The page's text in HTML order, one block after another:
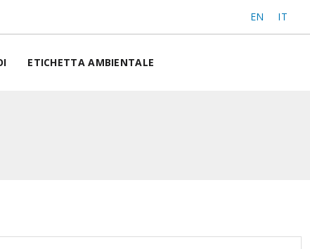
EN IT
ETICHETTA AMBIENTALE